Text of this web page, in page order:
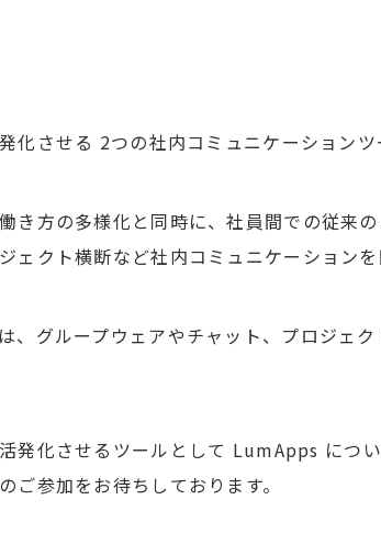
化させる 2つの社内コミュニケーションツ
き方の多様化と同時に、社員間での従来
ェクト横断など社内コミュニケーションを
、グループウェアやチャット、プロジェ
発化させるツールとして LumApps につ
ご参加をお待ちしております。